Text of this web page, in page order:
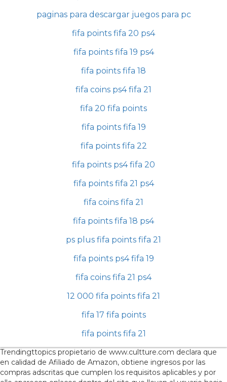
paginas para descargar juegos para pc
fifa points fifa 20 ps4
fifa points fifa 19 ps4
fifa points fifa 18
fifa coins ps4 fifa 21
fifa 20 fifa points
fifa points fifa 19
fifa points fifa 22
fifa points ps4 fifa 20
fifa points fifa 21 ps4
fifa coins fifa 21
fifa points fifa 18 ps4
ps plus fifa points fifa 21
fifa points ps4 fifa 19
fifa coins fifa 21 ps4
12 000 fifa points fifa 21
fifa 17 fifa points
fifa points fifa 21
Trendingttopics propietario de www.cultture.com declara que
en calidad de Afiliado de Amazon, obtiene ingresos por las
compras adscritas que cumplen los requisitos aplicables y por